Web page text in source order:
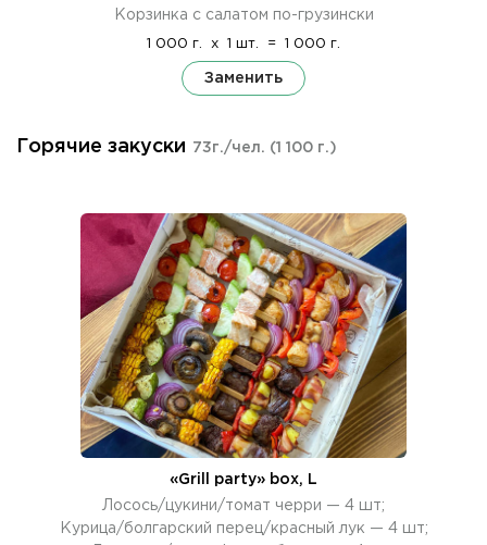
Корзинка с салатом по-грузински
1 000 г. x 1 шт. = 1 000 г.
Заменить
Горячие закуски 73г./чел. (1 100 г.)
«Grill party» box, L
Лосось/цукини/томат черри — 4 шт;
Курица/болгарский перец/красный лук — 4 шт;